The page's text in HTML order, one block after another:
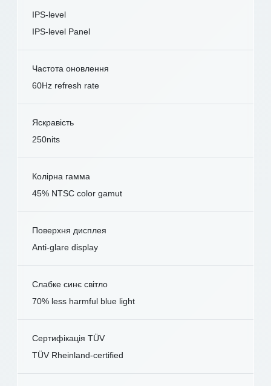
IPS-level
IPS-level Panel
Частота оновлення
60Hz refresh rate
Яскравість
250nits
Колірна гамма
45% NTSC color gamut
Поверхня дисплея
Anti-glare display
Слабке синє світло
70% less harmful blue light
Сертифікація TÜV
TÜV Rheinland-certified